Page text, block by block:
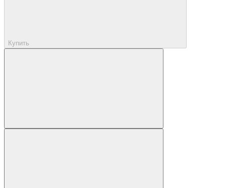
Купить